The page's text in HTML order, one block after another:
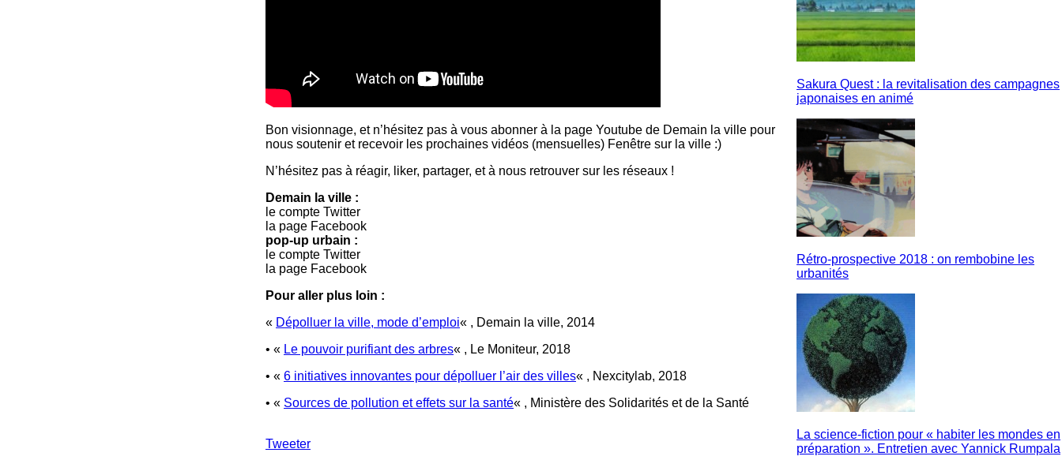
Bon visionnage, et n’hésitez pas à vous abonner à la page Youtube de Demain la ville pour
nous soutenir et recevoir les prochaines vidéos (mensuelles) Fenêtre sur la ville :)
N’hésitez pas à réagir, liker, partager, et à nous retrouver sur les réseaux !
Demain la ville :
le compte Twitter
la page Facebook
pop-up urbain :
le compte Twitter
la page Facebook
Pour aller plus loin :
« Dépolluer la ville, mode d’emploi« , Demain la ville, 2014
• « Le pouvoir purifiant des arbres« , Le Moniteur, 2018
• « 6 initiatives innovantes pour dépolluer l’air des villes« , Nexcitylab, 2018
• « Sources de pollution et effets sur la santé« , Ministère des Solidarités et de la Santé
Tweeter
Sakura Quest : la revitalisation des campagnes
japonaises en animé
Rétro-prospective 2018 : on rembobine les
urbanités
La science-fiction pour « habiter les mondes en
préparation ». Entretien avec Yannick Rumpala